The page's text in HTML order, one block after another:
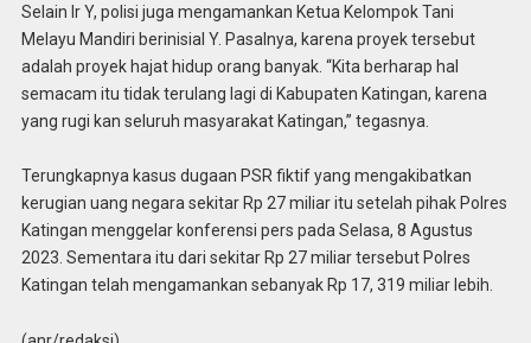
Selain Ir Y, polisi juga mengamankan Ketua Kelompok Tani
Melayu Mandiri berinisial Y. Pasalnya, karena proyek tersebut
adalah proyek hajat hidup orang banyak. “Kita berharap hal
semacam itu tidak terulang lagi di Kabupaten Katingan, karena
yang rugi kan seluruh masyarakat Katingan,” tegasnya.
Terungkapnya kasus dugaan PSR fiktif yang mengakibatkan
kerugian uang negara sekitar Rp 27 miliar itu setelah pihak Polres
Katingan menggelar konferensi pers pada Selasa, 8 Agustus
2023. Sementara itu dari sekitar Rp 27 miliar tersebut Polres
Katingan telah mengamankan sebanyak Rp 17, 319 miliar lebih.